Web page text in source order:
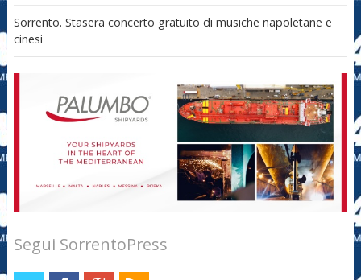
Sorrento. Stasera concerto gratuito di musiche napoletane e
cinesi
Segui SorrentoPress